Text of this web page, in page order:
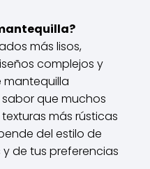
más lisos,
complejos y
mantequilla
que muchos
más rústicas
del estilo de
de tus preferencias